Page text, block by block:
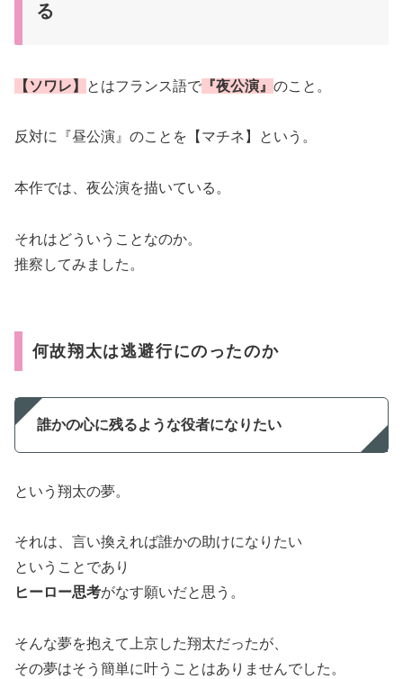
る
【ソワレ】 とはフランス語で 『夜公演』 のこと。
反対に『昼公演』のことを【マチネ】という。
本作では、夜公演を描いている。
それはどういうことなのか。
推察してみました。
何故翔太は逃避行にのったのか
誰かの心に残るような役者になりたい
という翔太の夢。
それは、言い換えれば誰かの助けになりたい
ということであり
ヒーロー思考がなす願いだと思う。
そんな夢を抱えて上京した翔太だったが、
その夢はそう簡単に叶うことはありませんでした。